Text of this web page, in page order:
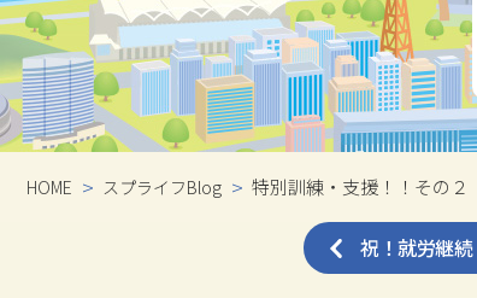
HOME スプライフBlog 特別訓練・支援！！その２
祝！就労継続